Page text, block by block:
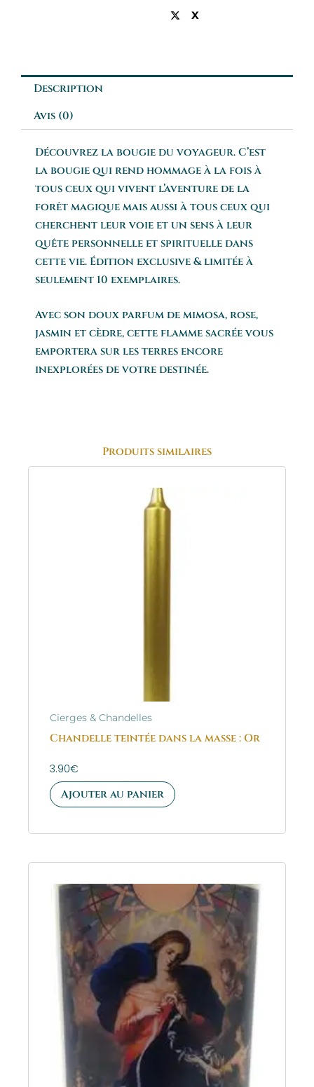
X
Description
Avis (0)
Découvrez la bougie du voyageur. C’est
la bougie qui rend hommage à la fois à
tous ceux qui vivent l’aventure de la
forêt magique mais aussi à tous ceux qui
cherchent leur voie et un sens à leur
quête personnelle et spirituelle dans
cette vie. Édition exclusive & limitée à
seulement 10 exemplaires.
Avec son doux parfum de mimosa, rose,
jasmin et cèdre, cette flamme sacrée vous
emportera sur les terres encore
inexplorées de votre destinée.
Produits similaires
Cierges & Chandelles
Chandelle teintée dans la masse : Or
3.90€
Ajouter au panier